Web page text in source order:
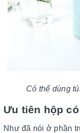
Có thể dùng
Ưu tiên hộp
Như đã nói ở phần